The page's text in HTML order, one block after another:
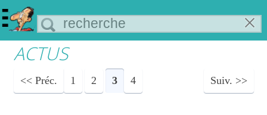
ACTUS
Préc. 1 2 3 4 Suiv.